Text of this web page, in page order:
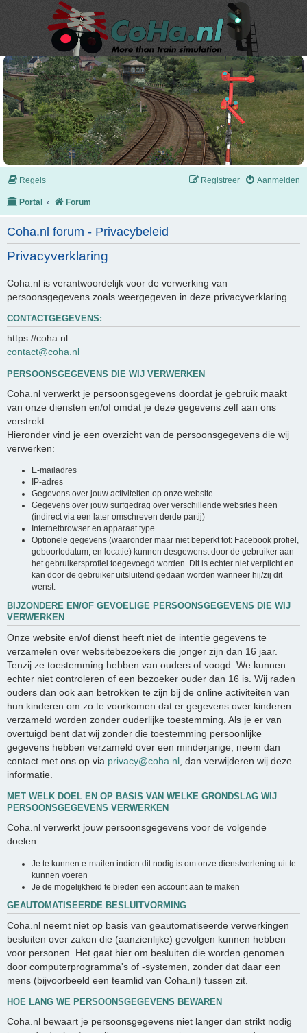
Regels Aanmelden
Registreer
Portal Forum
Coha.nl forum - Privacybeleid
Privacyverklaring
Coha.nl is verantwoordelijk voor de verwerking van
persoonsgegevens zoals weergegeven in deze privacyverklaring.
CONTACTGEGEVENS:
https://coha.nl
contact@coha.nl
PERSOONSGEGEVENS DIE WIJ VERWERKEN
Coha.nl verwerkt je persoonsgegevens doordat je gebruik maakt
van onze diensten en/of omdat je deze gegevens zelf aan ons
verstrekt.
Hieronder vind je een overzicht van de persoonsgegevens die wij
verwerken:
E-mailadres
IP-adres
Gegevens over jouw activiteiten op onze website
Gegevens over jouw surfgedrag over verschillende websites heen
(indirect via een later omschreven derde partij)
Internetbrowser en apparaat type
Optionele gegevens (waaronder maar niet beperkt tot: Facebook profiel,
geboortedatum, en locatie) kunnen desgewenst door de gebruiker aan
het gebruikersprofiel toegevoegd worden. Dit is echter niet verplicht en
kan door de gebruiker uitsluitend gedaan worden wanneer hij/zij dit
wenst.
BIJZONDERE EN/OF GEVOELIGE PERSOONSGEGEVENS DIE WIJ
VERWERKEN
Onze website en/of dienst heeft niet de intentie gegevens te
verzamelen over websitebezoekers die jonger zijn dan 16 jaar.
Tenzij ze toestemming hebben van ouders of voogd. We kunnen
echter niet controleren of een bezoeker ouder dan 16 is. Wij raden
ouders dan ook aan betrokken te zijn bij de online activiteiten van
hun kinderen om zo te voorkomen dat er gegevens over kinderen
verzameld worden zonder ouderlijke toestemming. Als je er van
overtuigd bent dat wij zonder die toestemming persoonlijke
gegevens hebben verzameld over een minderjarige, neem dan
contact met ons op via privacy@coha.nl , dan verwijderen wij deze
informatie.
MET WELK DOEL EN OP BASIS VAN WELKE GRONDSLAG WIJ
PERSOONSGEGEVENS VERWERKEN
Coha.nl verwerkt jouw persoonsgegevens voor de volgende
doelen:
Je te kunnen e-mailen indien dit nodig is om onze dienstverlening uit te
kunnen voeren
Je de mogelijkheid te bieden een account aan te maken
GEAUTOMATISEERDE BESLUITVORMING
Coha.nl neemt niet op basis van geautomatiseerde verwerkingen
besluiten over zaken die (aanzienlijke) gevolgen kunnen hebben
voor personen. Het gaat hier om besluiten die worden genomen
door computerprogramma's of -systemen, zonder dat daar een
mens (bijvoorbeeld een teamlid van Coha.nl) tussen zit.
HOE LANG WE PERSOONSGEGEVENS BEWAREN
Coha.nl bewaart je persoonsgegevens niet langer dan strikt nodig